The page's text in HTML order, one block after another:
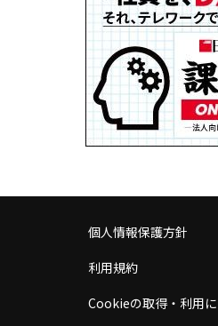
個人情報保護方針
利用規約
Cookieの取得・利用